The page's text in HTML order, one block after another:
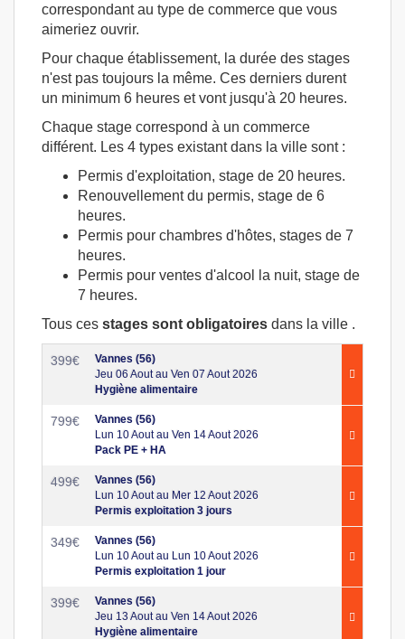
correspondant au type de commerce que vous
aimeriez ouvrir.
Pour chaque établissement, la durée des stages
n'est pas toujours la même. Ces derniers durent
un minimum 6 heures et vont jusqu'à 20 heures.
Chaque stage correspond à un commerce
différent. Les 4 types existant dans la ville sont :
Permis d'exploitation, stage de 20 heures.
Renouvellement du permis, stage de 6
heures.
Permis pour chambres d'hôtes, stages de 7
heures.
Permis pour ventes d'alcool la nuit, stage de
7 heures.
Tous ces stages sont obligatoires dans la ville .
399€
Vannes (56)
Jeu 06 Aout au Ven 07 Aout 2026
Hygiène alimentaire
799€
Vannes (56)
Lun 10 Aout au Ven 14 Aout 2026
Pack PE + HA
499€
Vannes (56)
Lun 10 Aout au Mer 12 Aout 2026
Permis exploitation 3 jours
349€
Vannes (56)
Lun 10 Aout au Lun 10 Aout 2026
Permis exploitation 1 jour
399€
Vannes (56)
Jeu 13 Aout au Ven 14 Aout 2026
Hygiène alimentaire